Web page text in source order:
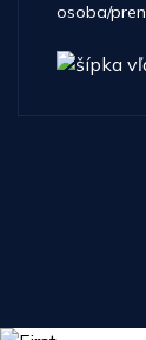
osoba/